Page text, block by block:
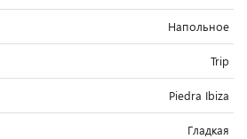
Напольное
Trip
Piedra Ibiza
Гладкая